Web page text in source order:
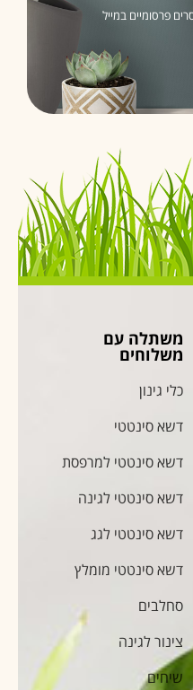
פרסומיים במייל
משתלה עם
משלוחים
כלי גינון
דשא סינטטי
דשא סינטטי למרפסת
דשא סינטטי לגינה
דשא סינטטי לגג
דשא סינטטי מומלץ
סחלבים
צינור לגינה
שיחים